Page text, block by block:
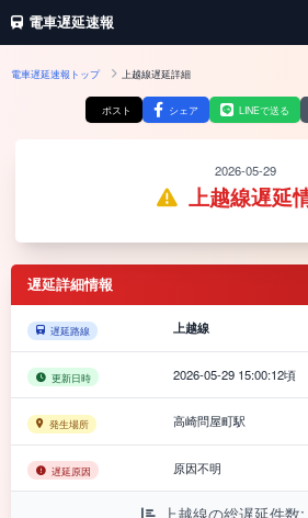
電車遅延速報
電車遅延速報トップ 上越線遅延詳細
ポスト シェア LINEで送る
2026-05-29
上越線遅延
遅延詳細情報
遅延路線 上越線
更新日時 2026-05-29 15:00:12頃
発生場所 高崎問屋町駅
遅延原因 原因不明
上越線の総遅延件数: